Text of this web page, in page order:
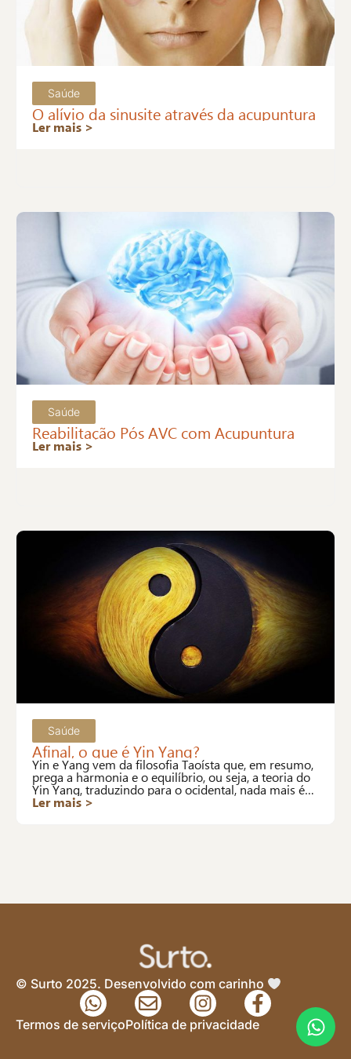
Saúde
O alívio da sinusite através da acupuntura
Ler mais >
Saúde
Reabilitação Pós AVC com Acupuntura
Ler mais >
Saúde
Afinal, o que é Yin Yang?
Yin e Yang vem da filosofia Taoísta que, em resumo,
prega a harmonia e o equilíbrio, ou seja, a teoria do
Yin Yang, traduzindo para o ocidental, nada mais é
que a definição de saúde da OMS.
Ler mais >
© Surto 2025. Desenvolvido com carinho
Termos de serviçoPolítica de privacidade